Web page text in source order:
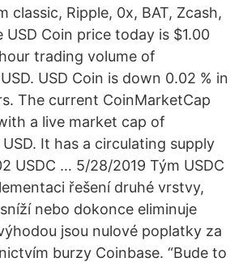
classic, Ripple, 0x, BAT, Zcash,
USD Coin price today is $1.00
trading volume of
USD Coin is down 0.02 % in
The current CoinMarketCap
a live market cap of
It has a circulating supply
USDC … 5/28/2019 Tým USDC
řešení druhé vrstvy,
nebo dokonce eliminuje
jsou nulové poplatky za
burzy Coinbase. “Bude to